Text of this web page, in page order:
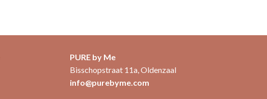
PURE by Me
Bisschopstraat 11a, Oldenzaal
info@purebyme.com